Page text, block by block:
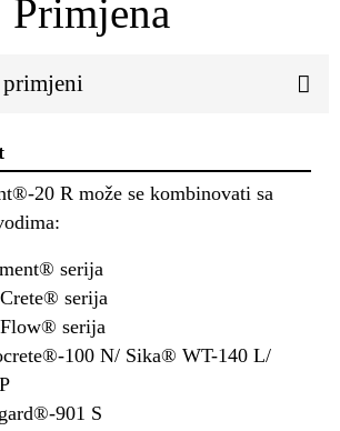
Primjena
20 R može se kombinovati sa
serija
serija
serija
100 N/ Sika® WT-140 L/
901 S